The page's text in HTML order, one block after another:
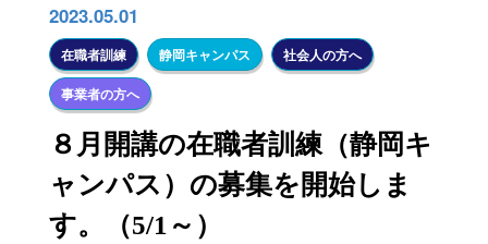
各種訓練・研修(165)
在職者訓練(90)
離職・転職者訓練(51)
障がい者訓練(20)
2023.05.01
在職者訓練 静岡キャンパス
社会人の方へ
事業者の方へ
８月開講の在職者訓練（静岡キ
ャンパス）の募集を開始しま
す。（5/1～）